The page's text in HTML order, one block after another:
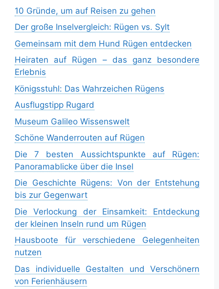
10 Gründe, um auf Reisen zu gehen
Der große Inselvergleich: Rügen vs. Sylt
Gemeinsam mit dem Hund Rügen entdecken
Heiraten auf Rügen – das ganz besondere
Erlebnis
Königsstuhl: Das Wahrzeichen Rügens
Ausflugstipp Rugard
Museum Galileo Wissenswelt
Schöne Wanderrouten auf Rügen
Die 7 besten Aussichtspunkte auf Rügen:
Panoramablicke über die Insel
Die Geschichte Rügens: Von der Entstehung
bis zur Gegenwart
Die Verlockung der Einsamkeit: Entdeckung
der kleinen Inseln rund um Rügen
Hausboote für verschiedene Gelegenheiten
nutzen
Das individuelle Gestalten und Verschönern
von Ferienhäusern